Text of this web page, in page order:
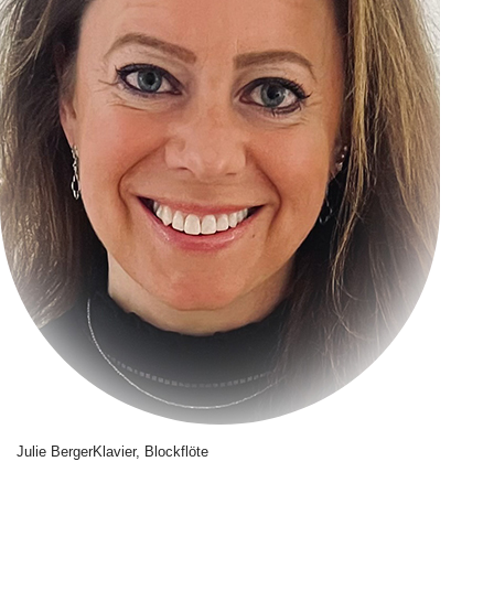
Julie BergerKlavier, Blockflöte